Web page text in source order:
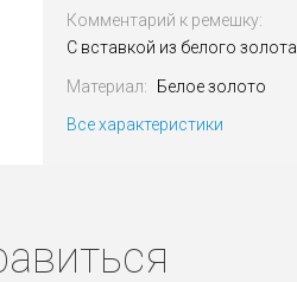
Комментарий к ремешку:
С вставкой из белого золота
Материал:
Белое золото
Все характеристики